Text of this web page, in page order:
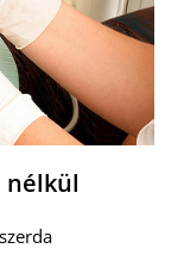
nélkül